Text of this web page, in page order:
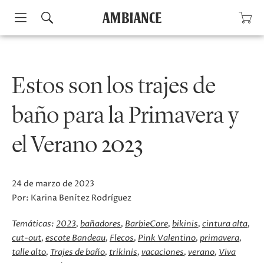
Skip
Estos son los trajes de
baño para la Primavera y
el Verano 2023
24 de marzo de 2023
Por: Karina Benítez Rodríguez
Temáticas: 2023 bañadores BarbieCore bikinis cintura alta
cut-out escote Bandeau Flecos Pink Valentino primavera
talle alto Trajes de baño trikinis vacaciones verano Viva